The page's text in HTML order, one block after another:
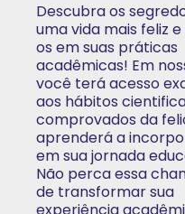
Descubra os
uma vida mais feliz
os em suas práticas
acadêmicas! Em
você terá acesso
aos hábitos
comprovados da
aprenderá a
em sua jornada
Não perca essa
de transformar sua